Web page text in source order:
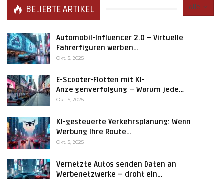
Alle
BELIEBTE ARTIKEL
Automobil-Influencer 2.0 – Virtuelle
Fahrerfiguren werben…
Okt. 5, 2025
E-Scooter-Flotten mit KI-
Anzeigenverfolgung – Warum jede…
Okt. 5, 2025
KI-gesteuerte Verkehrsplanung: Wenn
Werbung Ihre Route…
Okt. 5, 2025
Vernetzte Autos senden Daten an
Werbenetzwerke – droht ein…